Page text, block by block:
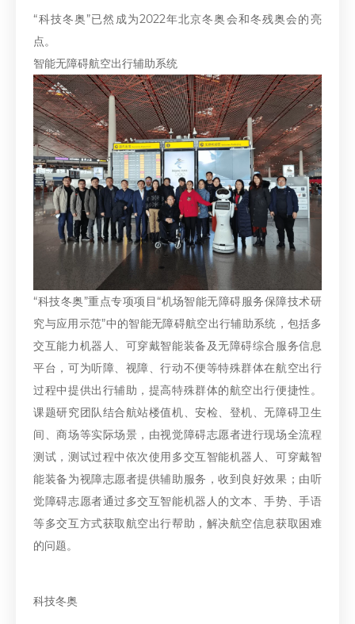
“科技冬奥”已然成为2022年北京冬奥会和冬残奥会的亮
点。
智能无障碍航空出行辅助系统
“科技冬奥”重点专项项目“机场智能无障碍服务保障技术研
究与应用示范”中的智能无障碍航空出行辅助系统，包括多
交互能力机器人、可穿戴智能装备及无障碍综合服务信息
平台，可为听障、视障、行动不便等特殊群体在航空出行
过程中提供出行辅助，提高特殊群体的航空出行便捷性。
课题研究团队结合航站楼值机、安检、登机、无障碍卫生
间、商场等实际场景，由视觉障碍志愿者进行现场全流程
测试，测试过程中依次使用多交互智能机器人、可穿戴智
能装备为视障志愿者提供辅助服务，收到良好效果；由听
觉障碍志愿者通过多交互智能机器人的文本、手势、手语
等多交互方式获取航空出行帮助，解决航空信息获取困难
的问题。
科技冬奥